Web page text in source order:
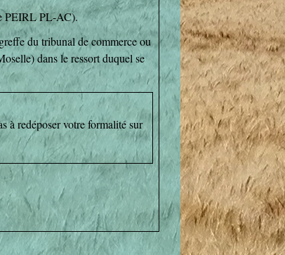
PEIRL PL-AC).
du tribunal de commerce ou
dans le ressort duquel se
à redéposer votre formalité sur